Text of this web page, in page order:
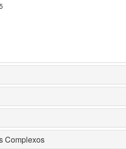
Complexos